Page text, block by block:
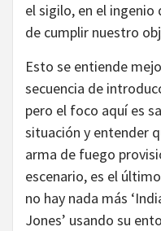
el sigilo, en el
de cumplir nuestro
Esto se entiende
secuencia de
pero el foco aquí es
situación y entender
arma de fuego
escenario, es el
no hay nada más
Jones’ usando su